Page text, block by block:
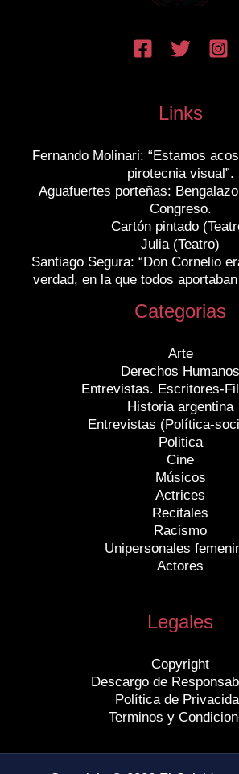
Links
Fernando Molinari: “Estamos
pirotecnia visual”.
Aguafuertes porteñas:
Congreso.
Cartón pintado
Julia (Teatro)
Santiago Segura: “Don Cornelio
verdad, en la que todos
Categorias
Arte
Derechos Humanos
Entrevistas. Escritores-
Historia argentina
Entrevistas (Política-
Politica
Cine
Músicos
Actrices
Recitales
Racismo
Unipersonales
Actores
Legales
Copyright
Descargo de
Política de
Terminos y